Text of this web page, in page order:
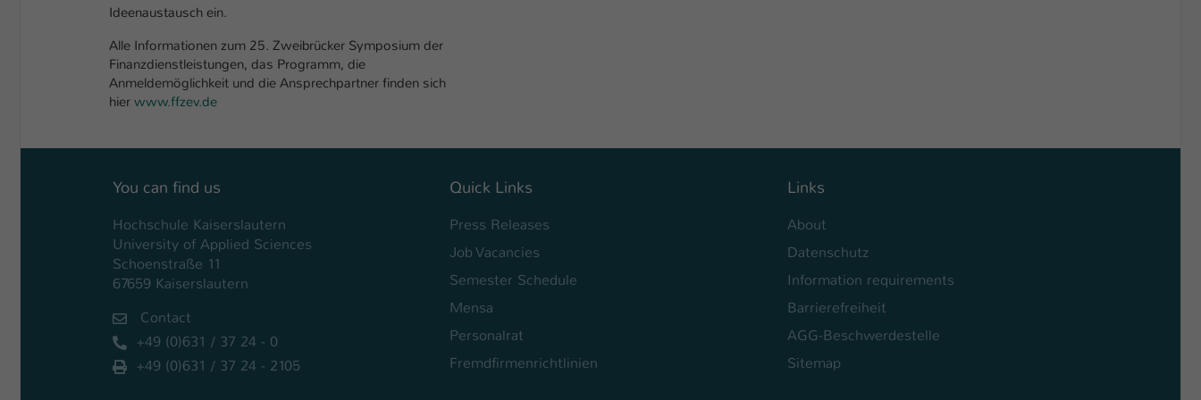
Ideenaustausch ein.
Alle Informationen zum 25. Zweibrücker Symposium der
Finanzdienstleistungen, das Programm, die
Anmeldemöglichkeit und die Ansprechpartner finden sich
hier www.ffzev.de
You can find us
Hochschule Kaiserslautern
University of Applied Sciences
Schoenstraße 11
67659 Kaiserslautern
Contact
+49 (0)631 / 37 24 - 0
+49 (0)631 / 37 24 - 2105
Quick Links
Press Releases
Job Vacancies
Semester Schedule
Mensa
Personalrat
Fremdfirmenrichtlinien
Links
About
Datenschutz
Information requirements
Barrierefreiheit
AGG-Beschwerdestelle
Sitemap
Name
Dieses Cookie ist ein Standard-Session-Cookie
Benutzer wiedererkannt werden und es wird
ihm Zugang zu geschützten Bereichen gewährt.
be_typo_user
Anbieter TYPO3